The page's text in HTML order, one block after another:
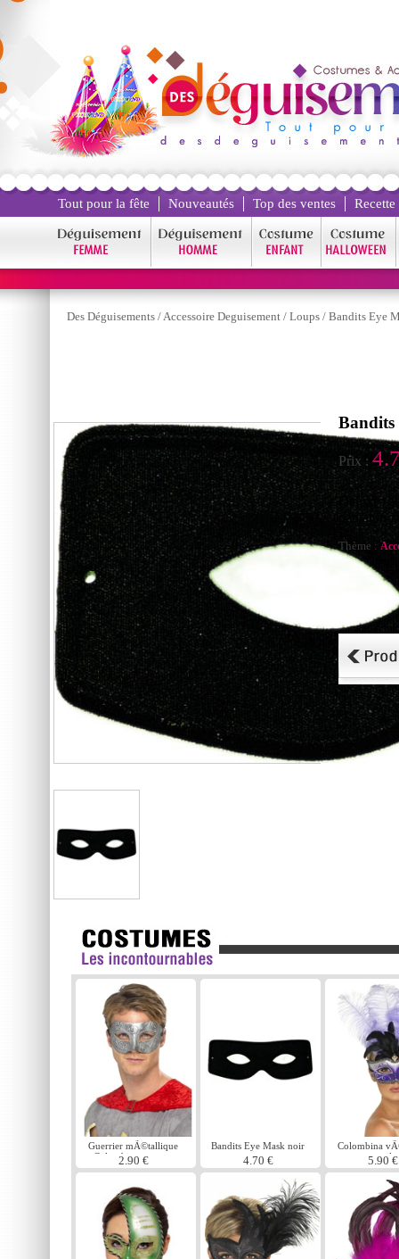
Tout pour la fête Nouveautés Top des ventes
Des Déguisements /Accessoire Deguisement / Loups / Bandits Eye
Prix :
Deluxe
pantalon
Thème :
Guerrier mÃ©tallique
Columbina masque
2.90 €
Bandits Eye Mask noir
4.70 €
Colombina
masque5.90 €